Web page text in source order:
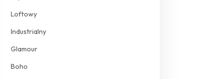
Loftowy
Industrialny
Glamour
Boho